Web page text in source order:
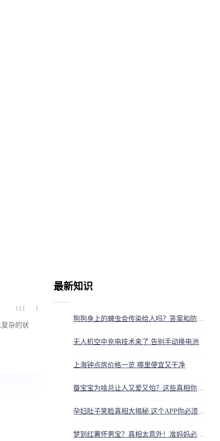
111 1
杂的状
最新知识
狗狗身上的蜱虫会传染给人吗？答案和防护方法都在这
无人机空中充电技术来了 告别手动换电池
上海钟点房价格一览 哪里便宜又干净
蚕宝宝为啥总让人又爱又怕？这些真相你得知道
孕妇肚子笑脸真相大揭秘 这个APP你必须知道
梦到红薯怀男宝？真相太意外！准妈妈必看的暖心真相